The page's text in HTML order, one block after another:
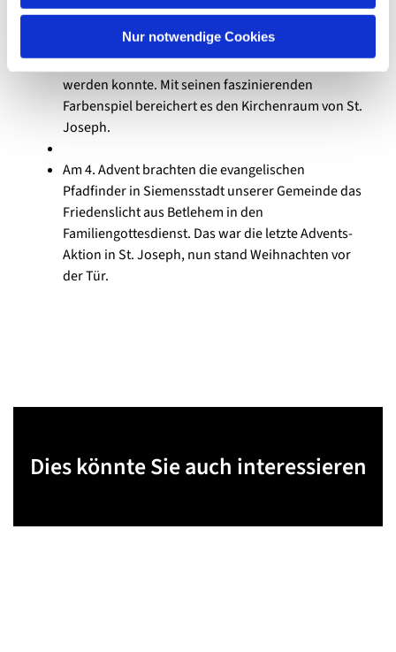
Nur notwendige Cookies
Schwierigkeiten überwunden wurden. (Vor allem
mußte ein Steiger gefunden werden, der in die
Kirche hineinpaßt und hoch genug ausgefahren
werden konnte. Mit seinen faszinierenden
Farbenspiel bereichert es den Kirchenraum von St.
Joseph.
Am 4. Advent brachten die evangelischen
Pfadfinder in Siemensstadt unserer Gemeinde das
Friedenslicht aus Betlehem in den
Familiengottesdienst. Das war die letzte Advents-
Aktion in St. Joseph, nun stand Weihnachten vor
der Tür.
Dies könnte Sie auch interessieren